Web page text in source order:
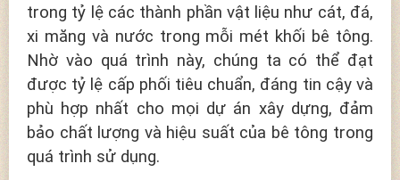
trong tỷ lệ các thành phần vật liệu như cát, đá,
xi măng và nước trong mỗi mét khối bê tông.
Nhờ vào quá trình này, chúng ta có thể đạt
được tỷ lệ cấp phối tiêu chuẩn, đáng tin cậy và
phù hợp nhất cho mọi dự án xây dựng, đảm
bảo chất lượng và hiệu suất của bê tông trong
quá trình sử dụng.